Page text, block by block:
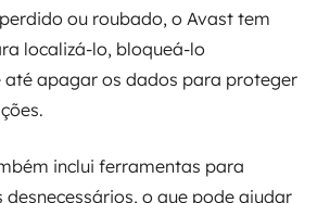
ou roubado, o Avast tem
localizá-lo, bloqueá-lo
até apagar os dados para proteger
inclui ferramentas para
o que pode ajudar